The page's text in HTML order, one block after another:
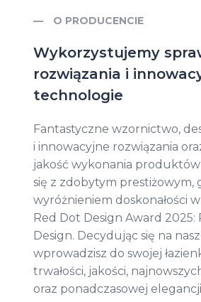
O PRODUCENCIE
Wykorzystujemy
rozwiązania i
technologie
Fantastyczne wzornictwo,
i innowacyjne rozwiązania
jakość wykonania produktów
się z zdobytym prestiżowym,
wyróżnieniem doskonałości
Red Dot Design Award
Design. Decydując się na
wprowadzisz do swojej
trwałości, jakości,
oraz ponadczasowej